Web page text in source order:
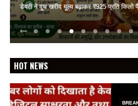
गीतांजलि मेडिकल कॉलेज एंड हॉस्पिटल में
सर्जिकल ऑन्कोलॉजिस्ट ... Read More
HOT NEWS